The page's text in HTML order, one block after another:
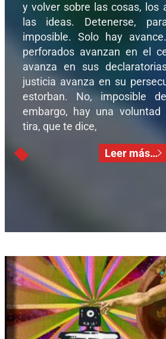
y volver sobre las cosas, los
las ideas. Detenerse,
imposible. Solo hay
perforados avanzan en el
avanza en sus
justicia avanza en su
estorban. No, imposible
embargo, hay una voluntad
tira, que te dice,
Leer más…